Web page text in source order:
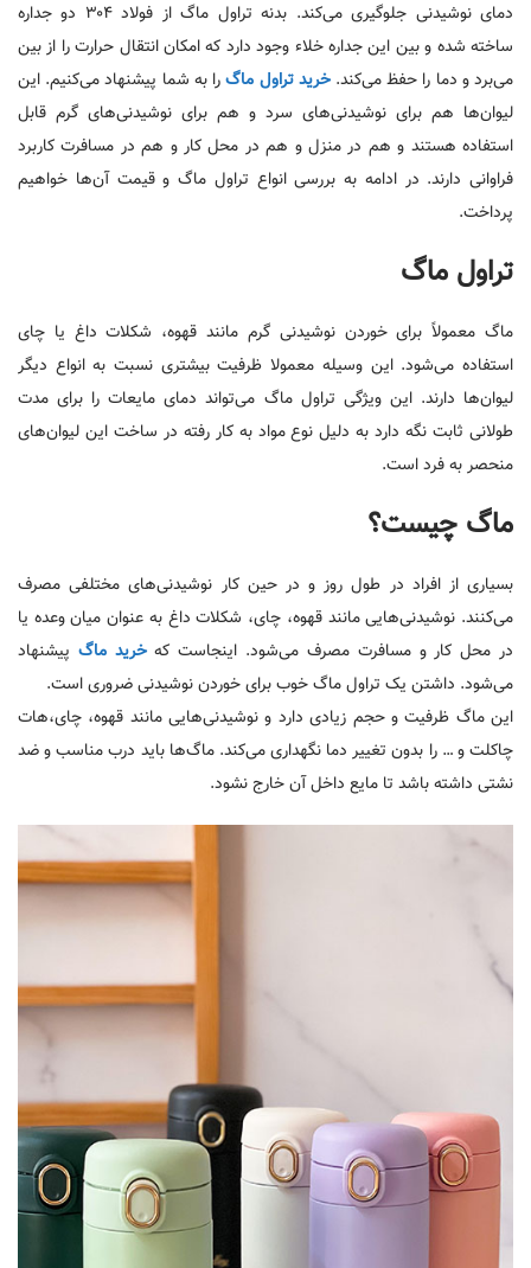
دمای نوشیدنی جلوگیری می‌کند. بدنه تراول ماگ از فولاد ۳۰۴ دو جداره
ساخته شد‌ه و بین این جدار‌ه خلاء وجود دارد که امکان انتقال حرارت را از بین
می‌برد و دما را حفظ می‌کند.خرید تراول ماگرا به شما پیشنهاد می‌کنیم. این
لیوان‌ها هم برای نوشیدنی‌های سرد و هم برای نوشیدنی‌های گرم قابل
استفاده هستند و هم در منزل و هم در محل کار و هم در مسافرت کاربرد
فراوانی دارند. در ادامه به بررسی انواع تراول ماگ و قیمت آن‌ها خواهیم
پرداخت.
تراول ماگ
ماگ معمولاً برای خوردن نوشیدنی گرم مانند قهو‌‌ه، شکلات داغ یا چای
استفاد‌‌ه می‌شود. این وسیله معمولا ظرفیت بیشتری نسبت به انواع دیگر
لیوان‌ها دارند. این ویژگی تراول ماگ می‌تواند دمای مایعات را برای مدت
طولانی ثابت نگه دارد به دلیل نوع مواد به کار رفته در ساخت این لیوان‌های
منحصر به فرد است.
ماگ چیست؟
بسیاری از افراد در طول روز و در حین کار نوشیدنی‌های مختلفی مصرف
می‌کنند. نوشیدنی‌هایی مانند قهوه، چای، شکلات داغ به عنوان میان وعده یا
در محل کار و مسافرت مصرف می‌شود. اینجاست کهخرید ماگ پیشنهاد
می‌شود. داشتن یک تراول ماگ خوب برای خوردن نوشیدنی ضروری است.
این ماگ ظرفیت و حجم زیادی دارد و نوشیدنی‌هایی مانند قهوه، چای،‌هات
چاکلت و … را بدون تغییر دما نگهداری می‌کند. ماگ‌ها باید درب مناسب و ضد
نشتی داشته باشد تا مایع داخل آن خارج نشود.